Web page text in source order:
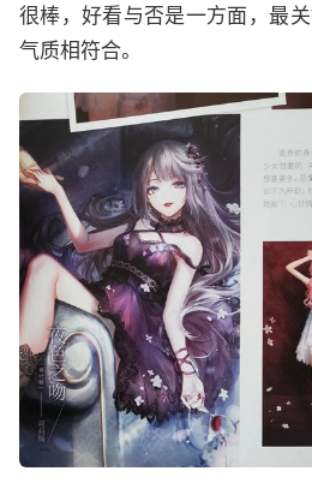
很棒，好看与否是一方面，最
气质相符合。